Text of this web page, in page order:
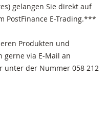
gelangen Sie direkt auf
PostFinance E-Trading.***
Produkten und
gerne via E-Mail an
unter der Nummer 058 212